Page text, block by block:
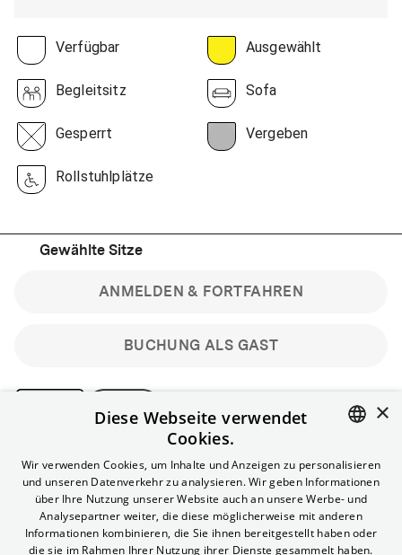
Verfügbar Ausgewählt
Begleitsitz Sofa
Gesperrt Vergeben
Rollstuhlplätze
Gewählte Sitze
BUCHUNG ALS GAST
ANMELDEN & FORTFAHREN
Bitte beachte: Gastbuchungen sind nicht stornierbar.
Registriere dich kostenlos für bis zu 90 min vor Filmbeginn
stornierbare Tickets für reguläre Vorstellungen.
Unlimited-Mitglied? Melde dich an, um deine Benefits
nutzen zu können.
ENGLISH
×
Diese Webseite verwendet
Cookies.
Wir verwenden Cookies, um Inhalte und Anzeigen zu personalisieren
und unseren Datenverkehr zu analysieren. Wir geben Informationen
über Ihre Nutzung unserer Website auch an unsere Werbe- und
Analysepartner weiter, die diese möglicherweise mit anderen
Informationen kombinieren, die Sie ihnen bereitgestellt haben oder
die sie im Rahmen Ihrer Nutzung ihrer Dienste gesammelt haben.